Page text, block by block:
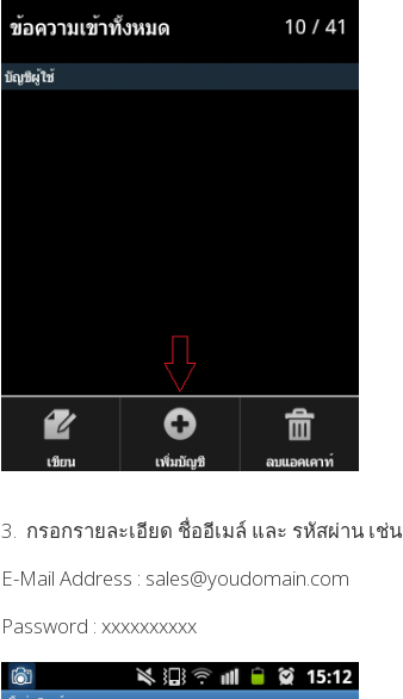
3. กรอกรายละเอียด ชื่ออีเมล์ และ รหัสผ่าน เช่น
E-Mail Address : sales@youdomain.com
Password : xxxxxxxxxx